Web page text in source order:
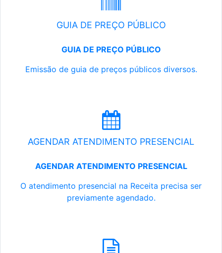
GUIA DE PREÇO PÚBLICO
GUIA DE PREÇO PÚBLICO
Emissão de guia de preços públicos diversos.
AGENDAR ATENDIMENTO PRESENCIAL
AGENDAR ATENDIMENTO PRESENCIAL
O atendimento presencial na Receita precisa ser
previamente agendado.